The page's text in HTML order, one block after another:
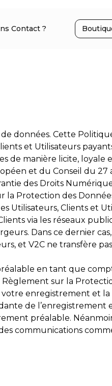
Contact ?
données. Cette
et Utilisateurs
de manière licite, loyale
et du Conseil du 27
des Droits
Protection des
Utilisateurs, Clients et
via les réseaux
Dans ce dernier
et V2C ne transfère
en tant que
sur la
votre enregistrement et
de l’enregistrement
préalable.
communications